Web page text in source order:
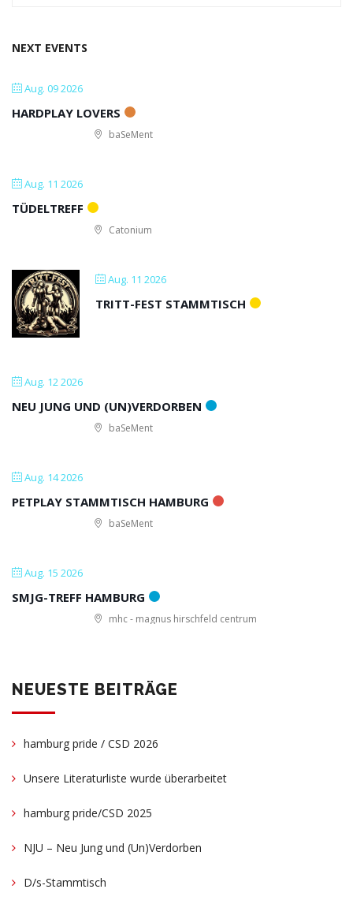
NEXT EVENTS
Aug. 09 2026
HARDPLAY LOVERS
baSeMent
Aug. 11 2026
TÜDELTREFF
Catonium
Aug. 11 2026
TRITT-FEST STAMMTISCH
Aug. 12 2026
NEU JUNG UND (UN)VERDORBEN
baSeMent
Aug. 14 2026
PETPLAY STAMMTISCH HAMBURG
baSeMent
Aug. 15 2026
SMJG-TREFF HAMBURG
mhc - magnus hirschfeld centrum
NEUESTE BEITRÄGE
hamburg pride / CSD 2026
Unsere Literaturliste wurde überarbeitet
hamburg pride/CSD 2025
NJU – Neu Jung und (Un)Verdorben
D/s-Stammtisch